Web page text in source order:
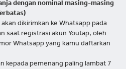
dengan nominal masing-masing
dikirimkan ke Whatsapp pada
saat registrasi akun Youtap, oleh
Whatsapp yang kamu daftarkan
kepada pemenang paling lambat 7